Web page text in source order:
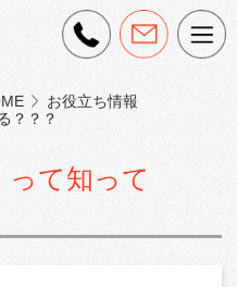
お役立ち情報
？？？
って知って